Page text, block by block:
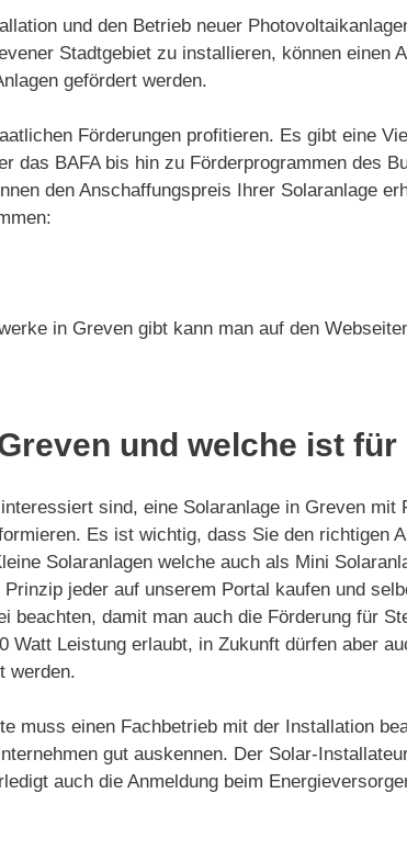
und den Betrieb neuer
Stadtgebiet zu installieren, können einen
gefördert werden.
Förderungen profitieren. Es gibt eine
das BAFA bis hin zu Förderprogrammen des
den Anschaffungspreis Ihrer Solaranlage
in Greven gibt kann man auf den
und welche ist
sind, eine Solaranlage in Greven
Es ist wichtig, dass Sie den richtigen
Solaranlagen welche auch als Mini
jeder auf unserem Portal kaufen und
beachten, damit man auch die Förderung für
Watt Leistung erlaubt, in Zukunft dürfen aber
werden.
muss einen Fachbetrieb mit der Installation
gut auskennen. Der Solar-
auch die Anmeldung beim